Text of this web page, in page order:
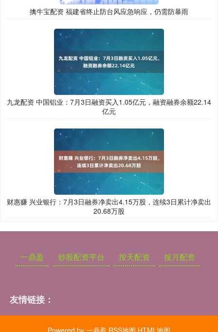
擒牛宝配资 福建省终止防台风应急响应，仍需防暴雨
九龙配资 中国铝业：7月3日融资买入1.05亿元，融资融券余额22.14
亿元
财惠赚 兴业银行：7月3日融券净卖出4.15万股，连续3日累计净卖出
20.68万股
一鼎盈 炒股配资平台 按天配资 按月配资
友情链接：